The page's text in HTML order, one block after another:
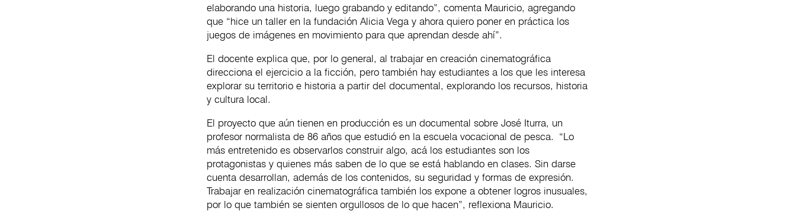
elaborando una historia, luego grabando y editando”, comenta Mauricio, agregando
que “hice un taller en la fundación Alicia Vega y ahora quiero poner en práctica los
juegos de imágenes en movimiento para que aprendan desde ahí”.
El docente explica que, por lo general, al trabajar en creación cinematográfica
direcciona el ejercicio a la ficción, pero también hay estudiantes a los que les interesa
explorar su territorio e historia a partir del documental, explorando los recursos, historia
y cultura local.
El proyecto que aún tienen en producción es un documental sobre José Iturra, un
profesor normalista de 86 años que estudió en la escuela vocacional de pesca. “Lo
más entretenido es observarlos construir algo, acá los estudiantes son los
protagonistas y quienes más saben de lo que se está hablando en clases. Sin darse
cuenta desarrollan, además de los contenidos, su seguridad y formas de expresión.
Trabajar en realización cinematográfica también los expone a obtener logros inusuales,
por lo que también se sienten orgullosos de lo que hacen”, reflexiona Mauricio.